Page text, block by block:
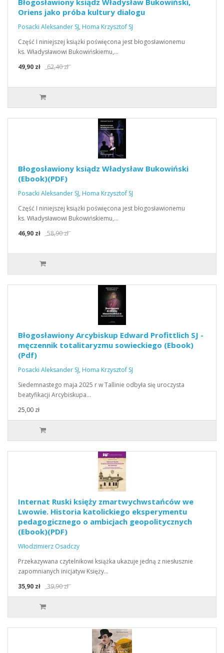
Błogosławiony ksiądz Władysław Bukowiński,
Oriens jako próba kultury dialogu
Posacki Aleksander SJ, Homa Krzysztof SJ
Część I niniejszej książki poświęcona jest błogosławionemu
ks. Władysławowi Bukowińskiemu,…
49,90 zł
62,40 zł
Błogosławiony ksiądz Władysław Bukowiński
(Ebook)(PDF)
Posacki Aleksander SJ, Homa Krzysztof SJ
Część I niniejszej książki poświęcona jest błogosławionemu
ks. Władysławowi Bukowińskiemu,…
46,90 zł
58,90 zł
Błogosławiony Arcybiskup Edward Profittlich SJ -
męczennik totalitaryzmu sowieckiego (Ebook)
(Pdf)
Posacki Aleksander SJ, Homa Krzysztof SJ
Siedemnastego maja 2025 r w Tallinie odbyła się uroczysta
beatyfikacji Arcybiskupa…
25,00 zł
Internat Ruski księży zmartwychwstańców we
Lwowie. Historia katolickiego eksperymentu
pedagogicznego o ambicjach geopolitycznych
(Ebook)(PDF)
Włodzimierz Osadczy
Przekazywana czytelnikowi książka ukazuje jedną z niesłusznie
zapomnianych inicjatyw Księży…
35,90 zł
39,90 zł